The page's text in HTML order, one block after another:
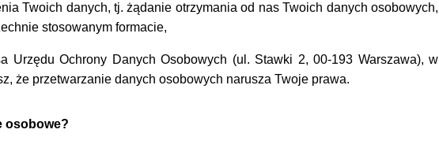
Twoich danych, tj. żądanie otrzymania od nas Twoich danych osobowych,
stosowanym formacie,
Urzędu Ochrony Danych Osobowych (ul. Stawki 2, 00-193 Warszawa), w
że przetwarzanie danych osobowych narusza Twoje prawa.
osobowe?